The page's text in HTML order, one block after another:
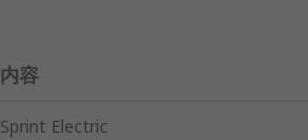
内容
Sprint Electric